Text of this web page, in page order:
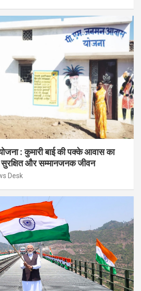
: कुमारी बाई की पक्के आवास का
सुरक्षित और सम्मानजनक जीवन
Desk